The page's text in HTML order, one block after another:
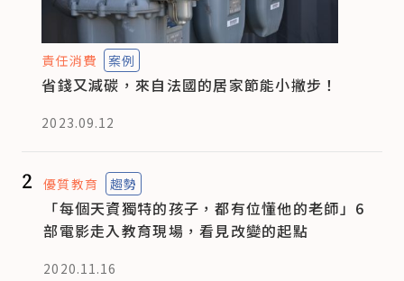
責任消費 案例
省錢又減碳，來自法國的居家節能小撇步！
2023.09.12
2 優質教育 趨勢
「每個天資獨特的孩子，都有位懂他的老師」6
部電影走入教育現場，看見改變的起點
2020.11.16